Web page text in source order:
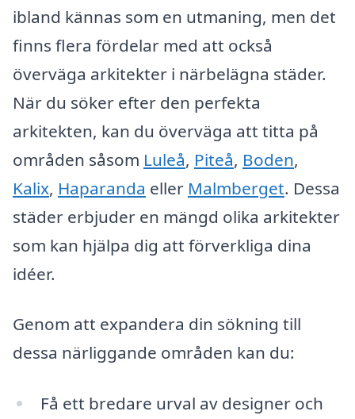
ibland kännas som en utmaning, men det
finns flera fördelar med att också
överväga arkitekter i närbelägna städer.
När du söker efter den perfekta
arkitekten, kan du överväga att titta på
områden såsom Luleå, Piteå, Boden,
Kalix, Haparanda eller Malmberget. Dessa
städer erbjuder en mängd olika arkitekter
som kan hjälpa dig att förverkliga dina
idéer.
Genom att expandera din sökning till
dessa närliggande områden kan du:
Få ett bredare urval av designer och